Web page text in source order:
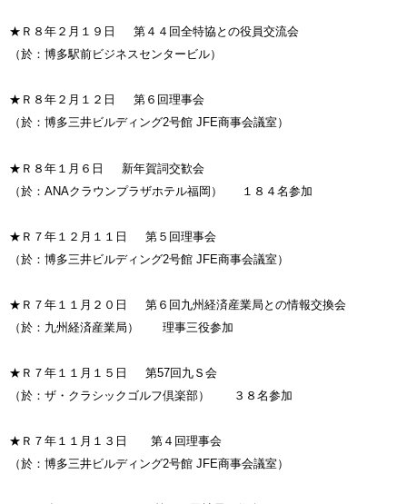
★Ｒ８年２月１９日 第４４回全特協との役員交流会
（於：博多駅前ビジネスセンタービル）
★Ｒ８年２月１２日 第６回理事会
（於：博多三井ビルディング2号館 JFE商事会議室）
★Ｒ８年１月６日 新年賀詞交歓会
（於：ANAクラウンプラザホテル福岡） １８４名参加
★Ｒ７年１２月１１日 第５回理事会
（於：博多三井ビルディング2号館 JFE商事会議室）
★Ｒ７年１１月２０日 第６回九州経済産業局との情報交換会
（於：九州経済産業局） 理事三役参加
★Ｒ７年１１月１５日 第57回九Ｓ会
（於：ザ・クラシックゴルフ倶楽部） ３８名参加
★Ｒ７年１１月１３日 第４回理事会
（於：博多三井ビルディング2号館 JFE商事会議室）